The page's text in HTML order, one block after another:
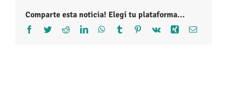
Comparte esta noticia! Elegí tu plataforma...
Facebook
TwitterRedditLinkedInWhatsApp
Tumblr Pinterest
Vk Xing Correo